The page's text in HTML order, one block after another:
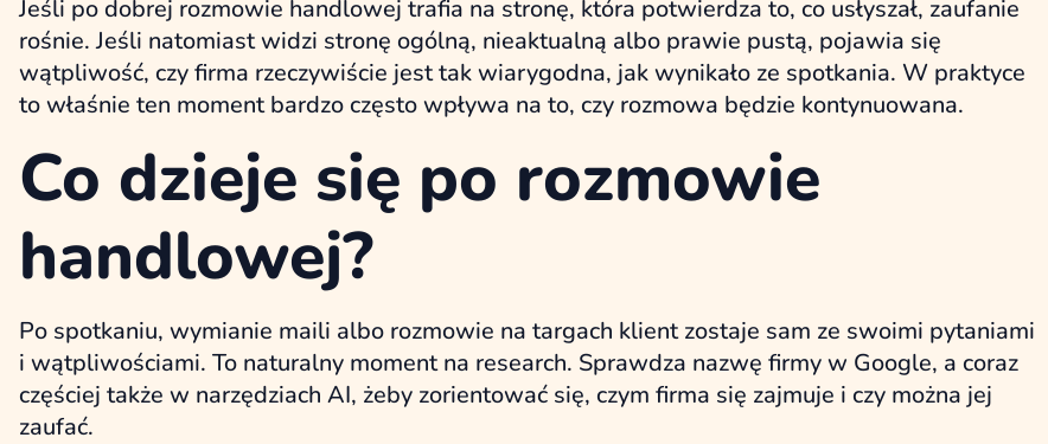
Jeśli po dobrej rozmowie handlowej trafia na stronę, która potwierdza to, co usłyszał, zaufanie
rośnie. Jeśli natomiast widzi stronę ogólną, nieaktualną albo prawie pustą, pojawia się
wątpliwość, czy firma rzeczywiście jest tak wiarygodna, jak wynikało ze spotkania. W praktyce
to właśnie ten moment bardzo często wpływa na to, czy rozmowa będzie kontynuowana.
Co dzieje się po rozmowie
handlowej?
Po spotkaniu, wymianie maili albo rozmowie na targach klient zostaje sam ze swoimi pytaniami
i wątpliwościami. To naturalny moment na research. Sprawdza nazwę firmy w Google, a coraz
częściej także w narzędziach AI, żeby zorientować się, czym firma się zajmuje i czy można jej
zaufać.